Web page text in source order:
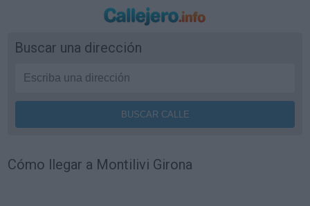
Buscar una dirección
Cómo llegar a Montilivi Girona